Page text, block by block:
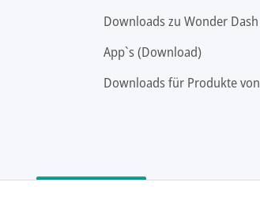
Downloads zu Wonder Dash
App`s (Download)
Downloads für Produkte